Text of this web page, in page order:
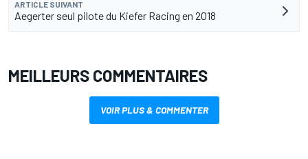
ARTICLE SUIVANT
Aegerter seul pilote du Kiefer Racing en 2018
MEILLEURS COMMENTAIRES
VOIR PLUS & COMMENTER